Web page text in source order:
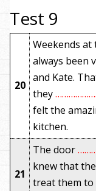
Test 9
20
Weekends at
always been
and Kate.
they
felt the
kitchen.
21
The door
knew that
treat them